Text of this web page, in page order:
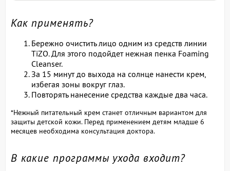
Как применять?
Бережно очистить лицо одним из средств линии
TiZO. Для этого подойдет нежная пенка Foaming
Cleanser.
За 15 минут до выхода на солнце нанести крем,
избегая зоны вокруг глаз.
Повторять нанесение средства каждые два часа.
*Нежный питательный крем станет отличным вариантом для
защиты детской кожи. Перед применением детям младше 6
месяцев необходима консультация доктора.
В какие программы ухода входит?